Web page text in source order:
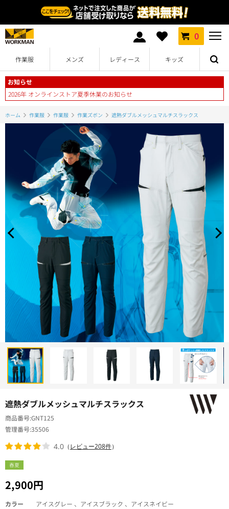
0
作業服 メンズ レディース キッズ
お知らせ
2026年 オンラインストア夏季休業のお知らせ
ホーム 作業服 作業服 作業ズボン 遮熱ダブルメッシュマルチスラックス
遮熱ダブルメッシュマルチスラックス
春夏
2,900円
商品番号GNT125
管理番号35506
4.0 （レビュー208件）
カラー
アイスグレー 、アイスブラック 、アイスネイビー